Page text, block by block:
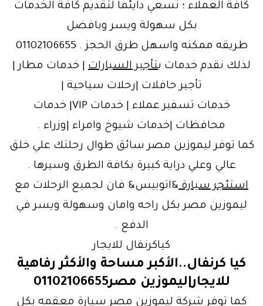
كافة العملاء ؛ نسعي دايئما لتقديم كافة الخدمات
بكل سهولة ويسر وبافضل
طريقه ممكنه واسهل طرق الحجز . 01102106655
لذلك نقدم خدمات بتأجير السيارات | خدمات مطار |
تأجير حافلات |رحلات سياحية |
خدمات تسفير عملاء | خدمات VIP| خدمات
محافظات |خدمات شيوخ وامراء |وزراء .
كما توفر ليموزين مصر سائق طوال رحلتك علي خلق
عالي وعلي دراية كبيرة بكافة الطرق وسيرها .
استئجر سيارة&اتوبيس& فان لجميع الرحلات مع
ليموزين مصر بكل راحه وامان وسهولة ويسر في
الدفع .
كياكرنفال للايجار
كيا كرنفال..الأكبر مساحة والأكثر رفاهية
للايجار|ليموزين مصر01102106655
كما توفر شركة ليموزين مصر سيارة معقمه بكل